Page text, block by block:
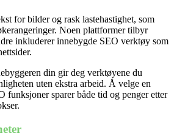
for bilder og rask lastehastighet, som
Noen plattformer tilbyr
inkluderer innebygde SEO verktøy som
din gir deg verktøyene du
uten ekstra arbeid. Å velge en
funksjoner sparer både tid og penger etter